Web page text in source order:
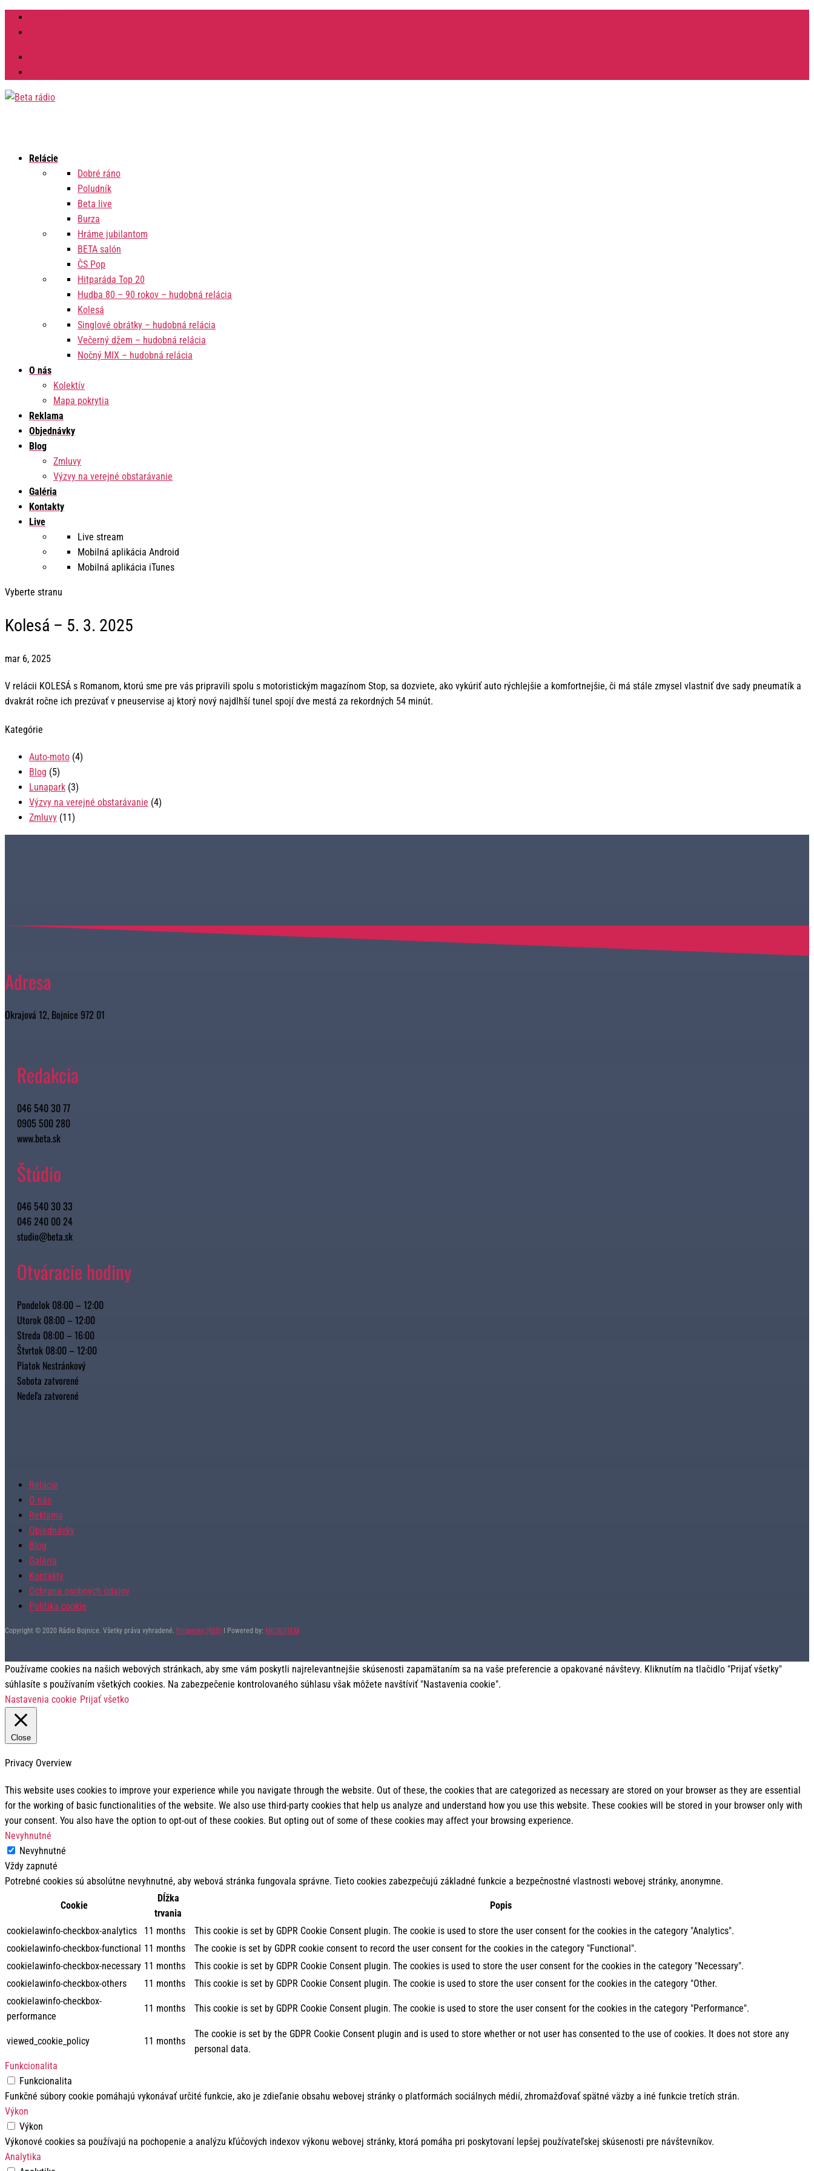
Relácie
Dobré ráno
Poludník
Beta live
Burza
Hráme jubilantom
BETA salón
ČS Pop
Hitparáda Top 20
Hudba 80 – 90 rokov – hudobná relácia
Kolesá
Singlové obrátky – hudobná relácia
Večerný džem – hudobná relácia
Nočný MIX – hudobná relácia
O nás
Kolektív
Mapa pokrytia
Reklama
Objednávky
Blog
Zmluvy
Výzvy na verejné obstarávanie
Galéria
Kontakty
Live
Live stream
Mobilná aplikácia Android
Mobilná aplikácia iTunes
Vyberte stranu
Kolesá – 5. 3. 2025
mar 6, 2025
V relácii KOLESÁ s Romanom, ktorú sme pre vás pripravili spolu s motoristickým magazínom Stop, sa dozviete, ako vykúriť auto rýchlejšie a komfortnejšie, či má stále zmysel vlastniť dve sady pneumatík a
dvakrát ročne ich prezúvať v pneuservise aj ktorý nový najdlhší tunel spojí dve mestá za rekordných 54 minút.
Kategórie
Auto-moto (4)
Blog (5)
Lunapark (3)
Výzvy na verejné obstarávanie (4)
Zmluvy (11)
Adresa
Okrajová 12, Bojnice 972 01
Redakcia
046 540 30 77
0905 500 280
www.beta.sk
Štúdio
046 540 30 33
046 240 00 24
studio@beta.sk
Otváracie hodiny
Pondelok 08:00 – 12:00
Utorok 08:00 – 12:00
Streda 08:00 – 16:00
Štvrtok 08:00 – 12:00
Piatok Nestránkový
Sobota zatvorené
Nedeľa zatvorené
Relácie
O nás
Reklama
Objednávky
Blog
Galéria
Kontakty
Ochrana osobných údajov
Politika cookie
Copyright © 2020 Rádio Bojnice. Všetky práva vyhradené. Príspevky (RSS) I Powered by: MICROITEM
Používame cookies na našich webových stránkach, aby sme vám poskytli najrelevantnejšie skúsenosti zapamätaním sa na vaše preferencie a opakované návštevy. Kliknutím na tlačidlo "Prijať všetky"
súhlasíte s používaním všetkých cookies. Na zabezpečenie kontrolovaného súhlasu však môžete navštíviť "Nastavenia cookie".
Nastavenia cookie Prijať všetko
Close
Privacy Overview
This website uses cookies to improve your experience while you navigate through the website. Out of these, the cookies that are categorized as necessary are stored on your browser as they are essential
for the working of basic functionalities of the website. We also use third-party cookies that help us analyze and understand how you use this website. These cookies will be stored in your browser only with
your consent. You also have the option to opt-out of these cookies. But opting out of some of these cookies may affect your browsing experience.
Nevyhnutné
Nevyhnutné
Vždy zapnuté
Potrebné cookies sú absolútne nevyhnutné, aby webová stránka fungovala správne. Tieto cookies zabezpečujú základné funkcie a bezpečnostné vlastnosti webovej stránky, anonymne.
Cookie
Dĺžka
trvania
Popis
cookielawinfo-checkbox-analytics 11 months
This cookie is set by GDPR Cookie Consent plugin. The cookie is used to store the user consent for the cookies in the category "Analytics".
cookielawinfo-checkbox-functional 11 months
The cookie is set by GDPR cookie consent to record the user consent for the cookies in the category "Functional".
cookielawinfo-checkbox-necessary 11 months
This cookie is set by GDPR Cookie Consent plugin. The cookies is used to store the user consent for the cookies in the category "Necessary".
cookielawinfo-checkbox-others
11 months
This cookie is set by GDPR Cookie Consent plugin. The cookie is used to store the user consent for the cookies in the category "Other.
cookielawinfo-checkbox-
performance
11 months This cookie is set by GDPR Cookie Consent plugin. The cookie is used to store the user consent for the cookies in the category "Performance".
viewed_cookie_policy 11 months
The cookie is set by the GDPR Cookie Consent plugin and is used to store whether or not user has consented to the use of cookies. It does not store any
personal data.
Funkcionalita
Funkcionalita
Funkčné súbory cookie pomáhajú vykonávať určité funkcie, ako je zdieľanie obsahu webovej stránky o platformách sociálnych médií, zhromažďovať spätné väzby a iné funkcie tretích strán.
Výkon
Výkon
Výkonové cookies sa používajú na pochopenie a analýzu kľúčových indexov výkonu webovej stránky, ktorá pomáha pri poskytovaní lepšej používateľskej skúsenosti pre návštevníkov.
Analytika